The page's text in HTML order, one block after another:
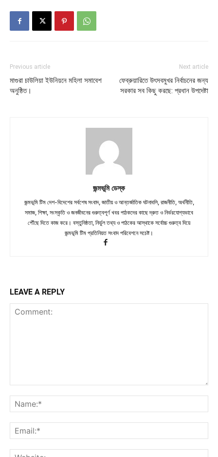
Previous article
মাগুরা চাউলিয়া ইউনিয়নে মহিলা সমাবেশ
অনুষ্ঠিত।
Next article
ফেব্রুয়ারিতে উৎসবমুখর নির্বাচনের জন্য
সরকার সব কিছু করছে: প্রধান উপদেষ্টা
জন্মভূমি ডেস্ক
জন্মভূমি টিম দেশ-বিদেশের সর্বশেষ সংবাদ, জাতীয় ও আন্তর্জাতিক ঘটনাবলি, রাজনীতি, অর্থনীতি,
সমাজ, শিক্ষা, সংস্কৃতি ও জনজীবনের গুরুত্বপূর্ণ খবর পাঠকদের কাছে দ্রুত ও নির্ভরযোগ্যভাবে
পৌঁছে দিতে কাজ করে। বস্তুনিষ্ঠতা, নির্ভুল তথ্য ও পাঠকের আস্থাকে সর্বোচ্চ গুরুত্ব দিয়ে
জন্মভূমি টিম প্রতিনিয়ত সংবাদ পরিবেশনে সচেষ্ট।
LEAVE A REPLY